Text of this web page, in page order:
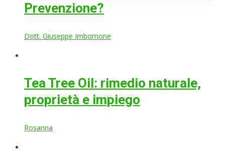
Prevenzione?
Dott. Giuseppe Imbornone
Tea Tree Oil: rimedio naturale,
proprietà e impiego
Rosanna